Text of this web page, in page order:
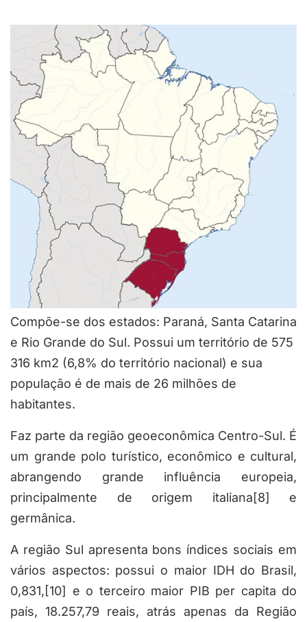
Compõe-se dos estados: Paraná, Santa Catarina
e Rio Grande do Sul. Possui um território de 575
316 km2 (6,8% do território nacional) e sua
população é de mais de 26 milhões de
habitantes.
Faz parte da região geoeconômica Centro-Sul. É
um grande polo turístico, econômico e cultural,
abrangendo grande influência europeia,
principalmente de origem italiana[8] e
germânica.
A região Sul apresenta bons índices sociais em
vários aspectos: possui o maior IDH do Brasil,
0,831,[10] e o terceiro maior PIB per capita do
país, 18.257,79 reais, atrás apenas da Região